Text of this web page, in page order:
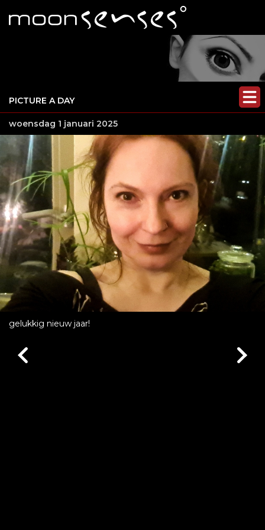
PICTURE A DAY
woensdag 1 januari 2025
gelukkig nieuw jaar!